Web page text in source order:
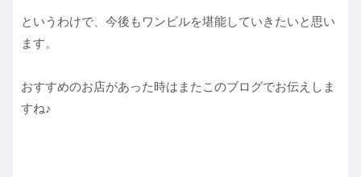
というわけで、今後もワンビルを堪能していきたいと思い
ます。
おすすめのお店があった時はまたこのブログでお伝えしま
すね♪